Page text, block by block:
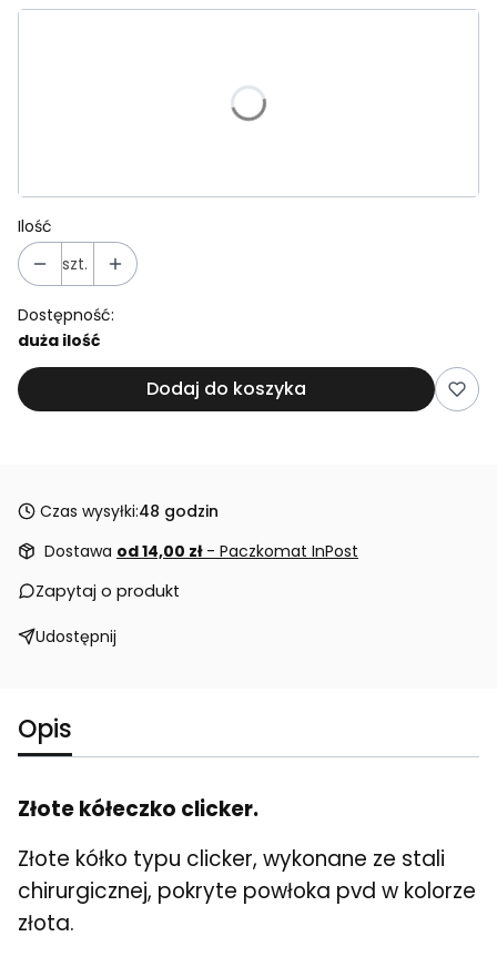
Ilość
szt.
Dostępność:
duża ilość
Dodaj do koszyka
Czas wysyłki:48 godzin
Dostawa od 14,00 zł - Paczkomat InPost
Zapytaj o produkt
Udostępnij
Opis
Złote kółeczko clicker.
Złote kółko typu clicker, wykonane ze stali
chirurgicznej, pokryte powłoka pvd w kolorze
złota.